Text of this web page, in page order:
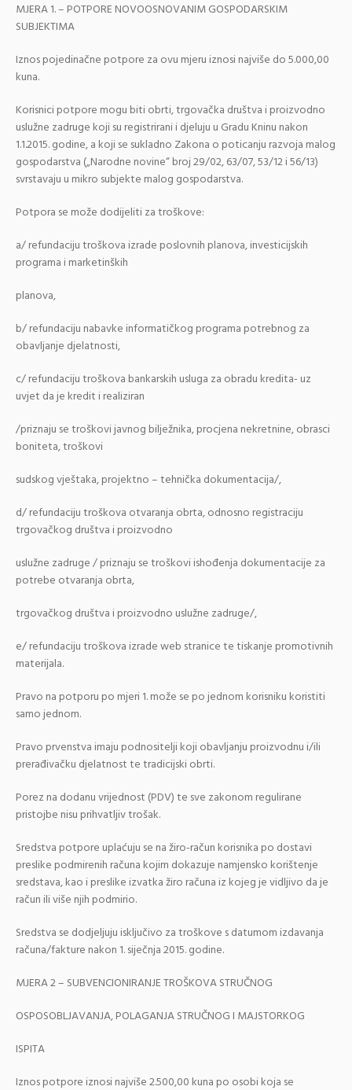
MJERA 1. – POTPORE NOVOOSNOVANIM GOSPODARSKIM
SUBJEKTIMA
Iznos pojedinačne potpore za ovu mjeru iznosi najviše do 5.000,00
kuna.
Korisnici potpore mogu biti obrti, trgovačka društva i proizvodno
uslužne zadruge koji su registrirani i djeluju u Gradu Kninu nakon
1.1.2015. godine, a koji se sukladno Zakona o poticanju razvoja malog
gospodarstva („Narodne novine“ broj 29/02, 63/07, 53/12 i 56/13)
svrstavaju u mikro subjekte malog gospodarstva.
Potpora se može dodijeliti za troškove:
a/ refundaciju troškova izrade poslovnih planova, investicijskih
programa i marketinških
planova,
b/ refundaciju nabavke informatičkog programa potrebnog za
obavljanje djelatnosti,
c/ refundaciju troškova bankarskih usluga za obradu kredita- uz
uvjet da je kredit i realiziran
/priznaju se troškovi javnog bilježnika, procjena nekretnine, obrasci
boniteta, troškovi
sudskog vještaka, projektno – tehnička dokumentacija/,
d/ refundaciju troškova otvaranja obrta, odnosno registraciju
trgovačkog društva i proizvodno
uslužne zadruge / priznaju se troškovi ishođenja dokumentacije za
potrebe otvaranja obrta,
trgovačkog društva i proizvodno uslužne zadruge/,
e/ refundaciju troškova izrade web stranice te tiskanje promotivnih
materijala.
Pravo na potporu po mjeri 1. može se po jednom korisniku koristiti
samo jednom.
Pravo prvenstva imaju podnositelji koji obavljanju proizvodnu i/ili
prerađivačku djelatnost te tradicijski obrti.
Porez na dodanu vrijednost (PDV) te sve zakonom regulirane
pristojbe nisu prihvatljiv trošak.
Sredstva potpore uplaćuju se na žiro-račun korisnika po dostavi
preslike podmirenih računa kojim dokazuje namjensko korištenje
sredstava, kao i preslike izvatka žiro računa iz kojeg je vidljivo da je
račun ili više njih podmirio.
Sredstva se dodjeljuju isključivo za troškove s datumom izdavanja
računa/fakture nakon 1. siječnja 2015. godine.
MJERA 2 – SUBVENCIONIRANJE TROŠKOVA STRUČNOG
OSPOSOBLJAVANJA, POLAGANJA STRUČNOG I MAJSTORKOG
ISPITA
Iznos potpore iznosi najviše 2.500,00 kuna po osobi koja se